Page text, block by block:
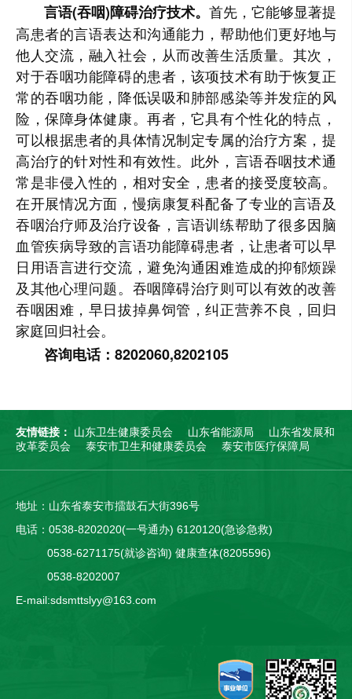
言语(吞咽)障碍治疗技术。 首先，它能够显著提
高患者的言语表达和沟通能力，帮助他们更好地与
他人交流，融入社会，从而改善生活质量。其次，
对于吞咽功能障碍的患者，该项技术有助于恢复正
常的吞咽功能，降低误吸和肺部感染等并发症的风
险，保障身体健康。再者，它具有个性化的特点，
可以根据患者的具体情况制定专属的治疗方案，提
高治疗的针对性和有效性。此外，言语吞咽技术通
常是非侵入性的，相对安全，患者的接受度较高。
在开展情况方面，慢病康复科配备了专业的言语及
吞咽治疗师及治疗设备，言语训练帮助了很多因脑
血管疾病导致的言语功能障碍患者，让患者可以早
日用语言进行交流，避免沟通困难造成的抑郁烦躁
及其他心理问题。吞咽障碍治疗则可以有效的改善
吞咽困难，早日拔掉鼻饲管，纠正营养不良，回归
家庭回归社会。
咨询电话：8202060,8202105
友情链接： 山东卫生健康委员会 山东省能源局
山东省发展和
改革委员会
泰安市卫生和健康委员会 泰安市医疗保障局
地址：山东省泰安市擂鼓石大街396号
电话：0538-8202020(一号通办) 6120120(急诊急救)
0538-6271175(就诊咨询) 健康查体(8205596)
0538-8202007
E-mail:sdsmttslyy@163.com